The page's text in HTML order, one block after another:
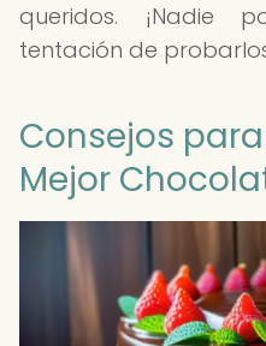
queridos. ¡Nadie
tentación de
Consejos
Mejor